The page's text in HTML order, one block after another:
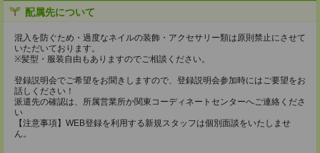
配属先について
混入を防ぐため・過度なネイルの装飾・アクセサリー類は原則禁止にさせて
いただいております。
※髪型・服装自由もありますのでご相談ください。
登録説明会でご希望をお聞きしますので、登録説明会参加時にはご要望をお
話しください！
派遣先の確認は、所属営業所か関東コーディネートセンターへご連絡くださ
い
【注意事項】WEB登録を利用する新規スタッフは個別面談をいたしませ
ん。